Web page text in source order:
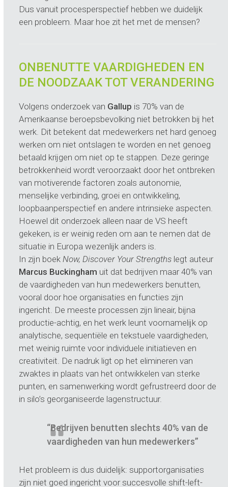
Dus vanuit procesperspectief hebben we duidelijk
een probleem. Maar hoe zit het met de mensen?
ONBENUTTE VAARDIGHEDEN EN
DE NOODZAAK TOT VERANDERING
Volgens onderzoek van Gallup is 70% van de
Amerikaanse beroepsbevolking niet betrokken bij het
werk. Dit betekent dat medewerkers net hard genoeg
werken om niet ontslagen te worden en net genoeg
betaald krijgen om niet op te stappen. Deze geringe
betrokkenheid wordt veroorzaakt door het ontbreken
van motiverende factoren zoals autonomie,
menselijke verbinding, groei en ontwikkeling,
loopbaanperspectief en andere intrinsieke aspecten.
Hoewel dit onderzoek alleen naar de VS heeft
gekeken, is er weinig reden om aan te nemen dat de
situatie in Europa wezenlijk anders is.
In zijn boekNow, Discover Your Strengths legt auteur
Marcus Buckingham uit dat bedrijven maar 40% van
de vaardigheden van hun medewerkers benutten,
vooral door hoe organisaties en functies zijn
ingericht. De meeste processen zijn lineair, bijna
productie-achtig, en het werk leunt voornamelijk op
analytische, sequentiële en tekstuele vaardigheden,
met weinig ruimte voor individuele initiatieven en
creativiteit. De nadruk ligt op het elimineren van
zwaktes in plaats van het ontwikkelen van sterke
punten, en samenwerking wordt gefrustreerd door de
in silo’s georganiseerde lagenstructuur.
“Bedrijven benutten slechts 40% van de
vaardigheden van hun medewerkers”
Het probleem is dus duidelijk: supportorganisaties
zijn niet goed ingericht voor succesvolle shift-left-